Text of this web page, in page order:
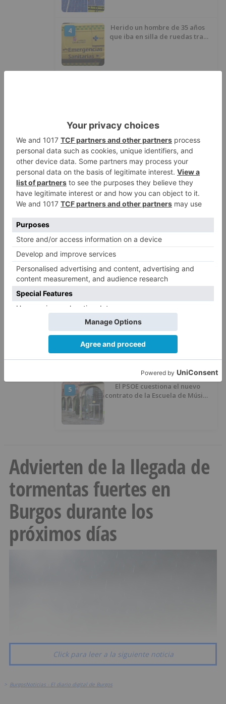
4
Herido un hombre de 35 años
que iba en silla de ruedas tras
LO ÚLTIMO
1
Nuevos descubrimientos ayudan
a explicar la formación de la
Sima del Elefante en Atapuerca
(Burgos)
Nieves reúne a cientos de
personas en Las Machorras
3
Oscar Onley conquista Pineda de
la Sierra
4
CCOO Burgos tramita más de 200
expedientes de regularización
de inmigrantes
5
El PSOE cuestiona el nuevo
contrato de la Escuela de Música
Advierten de la llegada de
tormentas fuertes en
Burgos durante los
próximos días
Click para leer a la siguiente noticia
> BurgosNoticias - El diario digital de Burgos